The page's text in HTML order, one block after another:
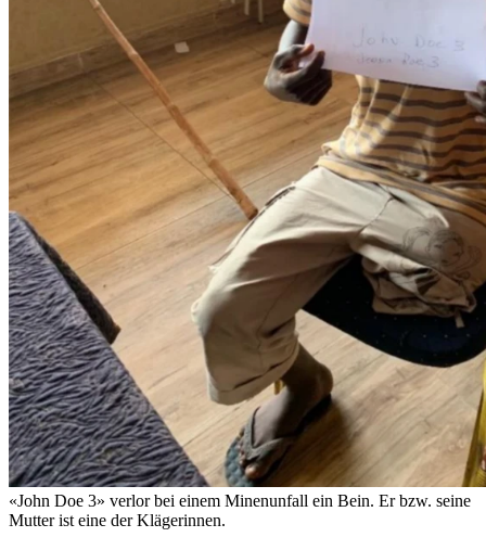
«John Doe 3» verlor bei einem Minenunfall ein Bein. Er bzw. seine
Mutter ist eine der Klägerinnen.